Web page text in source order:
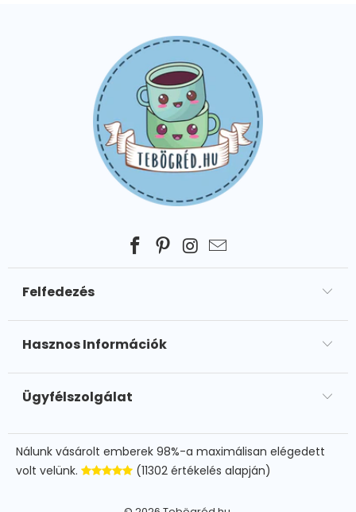
Felfedezés
Hasznos Információk
Ügyfélszolgálat
Nálunk vásárolt emberek 98%-a maximálisan elégedett
volt velünk.
(11302 értékelés alapján)